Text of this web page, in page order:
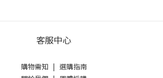
客服中心
購物需知| 選購指南